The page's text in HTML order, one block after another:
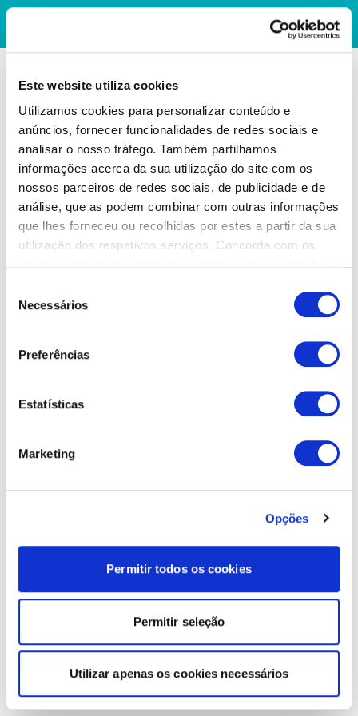
Este website utiliza cookies
Utilizamos cookies para personalizar conteúdo e
anúncios, fornecer funcionalidades de redes sociais e
analisar o nosso tráfego. Também partilhamos
informações acerca da sua utilização do site com os
nossos parceiros de redes sociais, de publicidade e de
análise, que as podem combinar com outras informações
que lhes forneceu ou recolhidas por estes a partir da sua
utilização dos respetivos serviços. Concorda com os
Necessários
Preferências
Estatísticas
Marketing
Opções
Permitir todos os cookies
Permitir seleção
Utilizar apenas os cookies necessários